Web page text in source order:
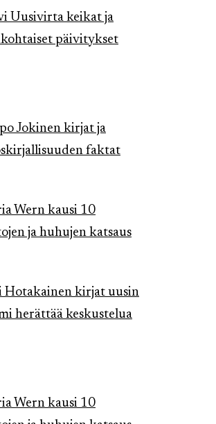
Uusivirta keikat ja
päivitykset
Jokinen kirjat ja
faktat
Wern kausi 10
ja huhujen katsaus
Hotakainen kirjat uusin
herättää keskustelua
Wern kausi 10